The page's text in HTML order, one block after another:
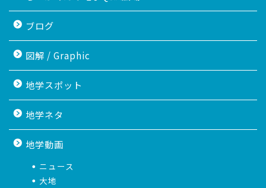
ブログ
図解 / Graphic
地学スポット
地学ネタ
地学動画
ニュース
大地